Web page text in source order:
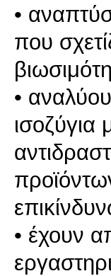
•
που
•
ισοζύγια
• έχουν